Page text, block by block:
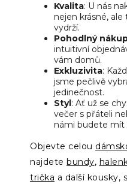
Kvalita: U nás
nejen krásné,
vydrží.
Pohodlný
intuitivní
vám domů.
Exkluzivita:
jsme pečlivě
jedinečnost.
Styl : Ať už se
večer s přáteli
námi budete mít
Objevte celou
najdete bundy,
trička a další kousky,